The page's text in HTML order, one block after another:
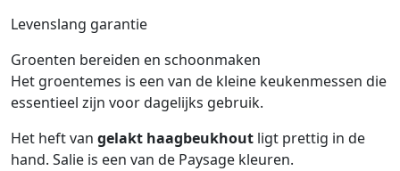
Levenslang garantie
Groenten bereiden en schoonmaken
Het groentemes is een van de kleine keukenmessen die
essentieel zijn voor dagelijks gebruik.
Het heft van gelakt haagbeukhout ligt prettig in de
hand. Salie is een van de Paysage kleuren.